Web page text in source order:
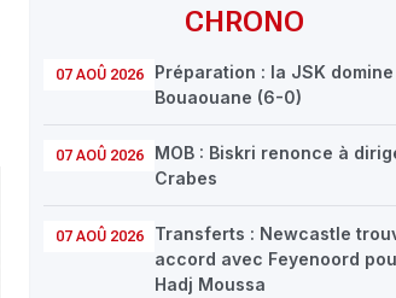
CHRONO
07 AOÛ 2026
Préparation : la JSK domine
Bouaouane (6-0)
07 AOÛ 2026
MOB : Biskri renonce à
Crabes
07 AOÛ 2026
Transferts : Newcastle
accord avec Feyenoord
Hadj Moussa